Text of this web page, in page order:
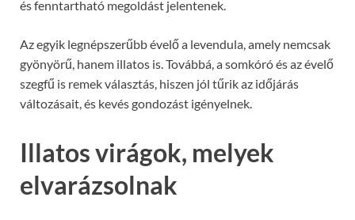
és fenntartható megoldást jelentenek.
Az egyik legnépszerűbb évelő a levendula, amely nemcsak
gyönyörű, hanem illatos is. Továbbá, a somkóró és az évelő
szegfű is remek választás, hiszen jól tűrik az időjárás
változásait, és kevés gondozást igényelnek.
Illatos virágok, melyek
elvarázsolnak